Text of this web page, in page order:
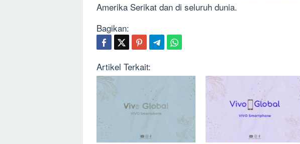
Amerika Serikat dan di seluruh dunia.
Bagikan:
Artikel Terkait: